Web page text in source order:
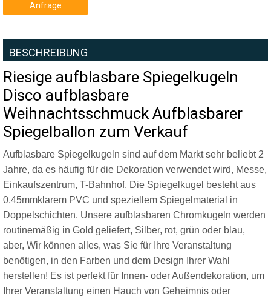
Anfrage
BESCHREIBUNG
Riesige aufblasbare Spiegelkugeln
Disco aufblasbare
Weihnachtsschmuck Aufblasbarer
Spiegelballon zum Verkauf
Aufblasbare Spiegelkugeln sind auf dem Markt sehr beliebt 2
Jahre, da es häufig für die Dekoration verwendet wird, Messe,
Einkaufszentrum, T-Bahnhof. Die Spiegelkugel besteht aus
0,45mmklarem PVC und speziellem Spiegelmaterial in
Doppelschichten. Unsere aufblasbaren Chromkugeln werden
routinemäßig in Gold geliefert, Silber, rot, grün oder blau,
aber, Wir können alles, was Sie für Ihre Veranstaltung
benötigen, in den Farben und dem Design Ihrer Wahl
herstellen! Es ist perfekt für Innen- oder Außendekoration, um
Ihrer Veranstaltung einen Hauch von Geheimnis oder